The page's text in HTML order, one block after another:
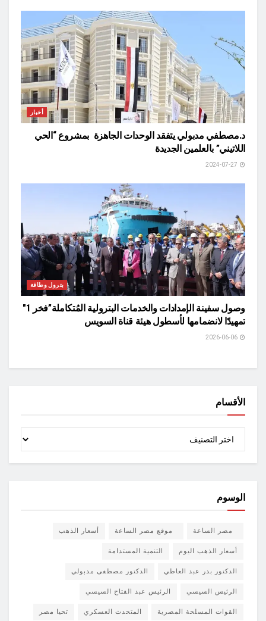
أخبار
د.مصطفي مدبولي يتفقد الوحدات الجاهزة بمشروع “الحي
اللاتيني” بالعلمين الجديدة
بترول وطاقة
وصول سفينة الإمدادات والخدمات البترولية المُتكاملة”فخر 1″
تمهيدًا لانضمامها لأسطول هيئة قناة السويس
الأقسام
الوسوم
مصر الساعة موقع مصر الساعة أسعار الذهب
أسعار الذهب اليوم التنمية المستدامة
الدكتور بدر عبد العاطي الدكتور مصطفى مدبولي
الرئيس السيسي الرئيس عبد الفتاح السيسي
القوات المسلحة المصرية المتحدث العسكري تحيا مصر